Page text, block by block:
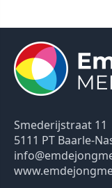
Smederijstraat 11
5111 PT Baarle-